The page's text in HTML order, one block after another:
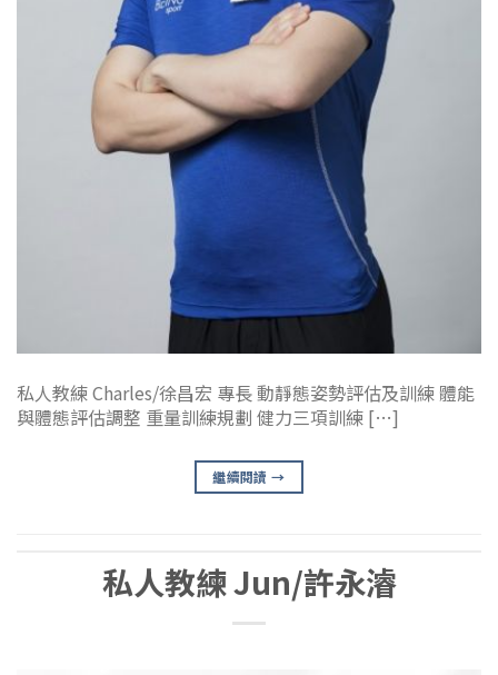
私人教練 Charles/徐昌宏 專長 動靜態姿勢評估及訓練 體能
與體態評估調整 重量訓練規劃 健力三項訓練 […]
繼續閱讀→
私人教練 Jun/許永濬